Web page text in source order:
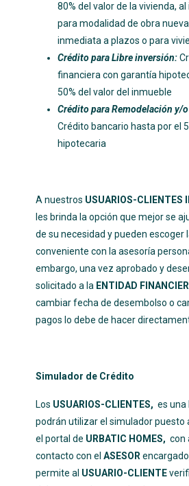
80% del valor de la vivienda,
para modalidad de obra
inmediata a plazos o para
Crédito para Libre inversión:
financiera con garantía
50% del valor del inmueble
Crédito para Remodelación y/
Crédito bancario hasta por el
hipotecaria
A nuestros USUARIOS-CLIENTES
les brinda la opción que mejor se
de su necesidad y pueden escoger
conveniente con la asesoría
embargo, una vez aprobado y
solicitado a la ENTIDAD
cambiar fecha de desembolso o
pagos lo debe de hacer
Simulador de Crédito
Los USUARIOS-CLIENTES, es una
podrán utilizar el simulador puesto
el portal de URBATIC HOMES, con
contacto con el ASESOR
permite al USUARIO-CLIENTE